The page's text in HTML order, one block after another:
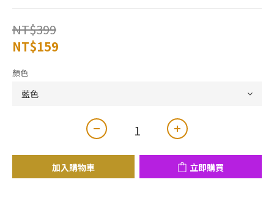
NT$399
NT$159
顏色
加入購物車 立即購買